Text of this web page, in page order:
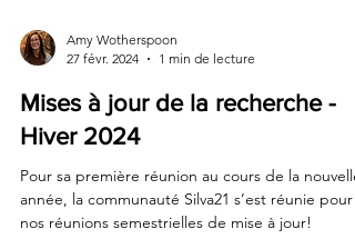
27 févr. 2024
1 min de lecture
Mises à jour de la recherche -
Hiver 2024
Pour sa première réunion au cours de la nouvelle